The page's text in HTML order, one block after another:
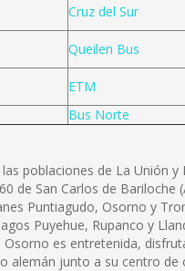
Cruz del Sur
Queilen Bus
ETM
Bus Norte
poblaciones de La Unión
de San Carlos de
Puntiagudo, Osorno y
Puyehue, Rupanco y
es entretenida,
alemán junto a su centro de